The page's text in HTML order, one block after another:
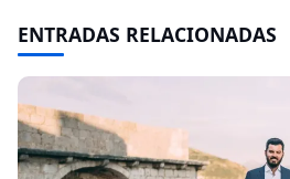
ENTRADAS RELACIONADAS